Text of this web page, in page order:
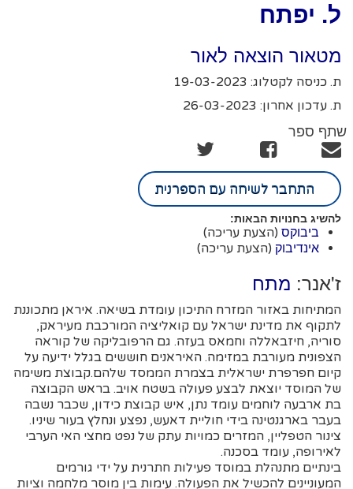
ל. יפתח
מטאור הוצאה לאור
ת. כניסה לקטלוג: 19-03-2023
ת. עדכון אחרון: 26-03-2023
שתף ספר
התחבר לשיחה עם הספרנית
להשיג בחנויות הבאות:
ביבוקס (הצעת עריכה)
אינדיבוק (הצעת עריכה)
ז'אנר: מתח
המתיחות באזור המזרח התיכון עומדת בשיאה. איראן מתכוננת
לתקוף את מדינת ישראל עם קואליציה המורכבת מעיראק,
סוריה, חיזבאללה וחמאס בעזה. גם הרפובליקה של קוראה
הצפונית מעורבת במזימה. האיראנים חוששים בגלל ידיעה על
קיום חפרפרת ישראלית בצמרת הממסד שלהם.קבוצת משימה
של המוסד יוצאת לבצע פעולה בשטח אויב. בראש הקבוצה
בת ארבעה לוחמים עומד נתן, איש קבוצת כידון, שכבר נשבה
בעבר בארגנטינה בידי חוליית דאעש, נפצע ונחלץ בעור שיניו.
צינור הטפליין, המזרים כמויות עתק של נפט מחצי האי הערבי
לאירופה, עומד בסכנה.
בינתיים מתנהלת במוסד פעילות חתרנית על ידי גורמים
המעוניינים להכשיל את הפעולה. עימות בין מוסר מלחמה וציות